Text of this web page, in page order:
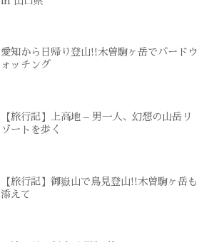
愛知から日帰り登山!!木曽駒ヶ岳でバードウ
ォッチング
【旅行記】上高地 – 男一人、幻想の山岳リ
ゾートを歩く
【旅行記】御嶽山で鳥見登山!!木曽駒ヶ岳も
添えて